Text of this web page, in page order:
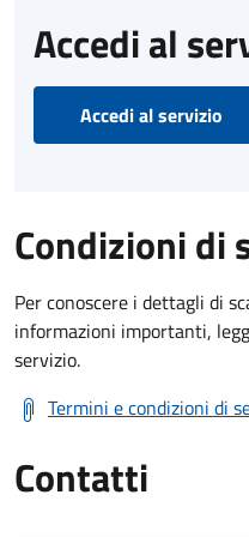
Accedi al
Accedi al servizio
Condizioni di
Per conoscere i dettagli di
informazioni importanti,
servizio.
Termini e condizioni di
Contatti